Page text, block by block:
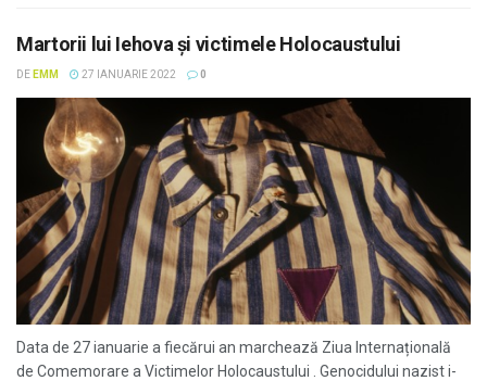
Martorii lui Iehova și victimele Holocaustului
DE EMM 27 IANUARIE 2022 0
Data de 27 ianuarie a fiecărui an marchează Ziua Internațională
de Comemorare a Victimelor Holocaustului . Genocidului nazist i-